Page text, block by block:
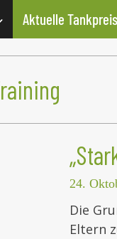
Aktuelle
24.
Die
Eltern